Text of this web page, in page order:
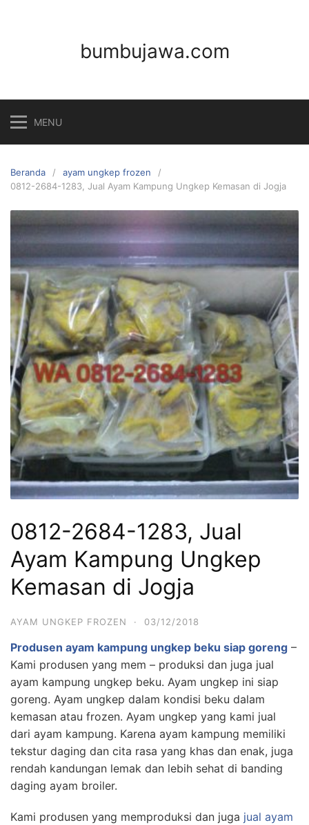
bumbujawa.com
MENU
Beranda
ayam ungkep frozen
0812-2684-1283, Jual Ayam Kampung Ungkep Kemasan di Jogja
0812-2684-1283, Jual
Ayam Kampung Ungkep
Kemasan di Jogja
AYAM UNGKEP FROZEN · 03/12/2018
Produsen ayam kampung ungkep beku siap goreng –
Kami produsen yang mem – produksi dan juga jual
ayam kampung ungkep beku. Ayam ungkep ini siap
goreng. Ayam ungkep dalam kondisi beku dalam
kemasan atau frozen. Ayam ungkep yang kami jual
dari ayam kampung. Karena ayam kampung memiliki
tekstur daging dan cita rasa yang khas dan enak, juga
rendah kandungan lemak dan lebih sehat di banding
daging ayam broiler.
Kami produsen yang memproduksi dan juga jual ayam